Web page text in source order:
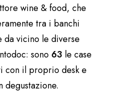
wine & food, che
tra i banchi
da vicino le diverse
sono 63 le case
con il proprio desk e
degustazione.